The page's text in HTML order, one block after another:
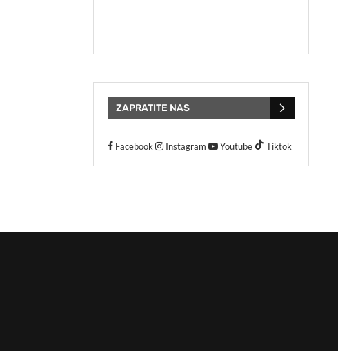
ZAPRATITE NAS
Facebook Instagram Youtube Tiktok